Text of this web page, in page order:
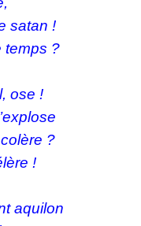
satan !
temps ?
ose !
?
!
aquilon